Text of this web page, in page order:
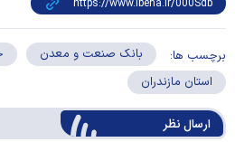
برچسب ها: بانک صنعت و معدن
استان مازندران
ارسال‌ نظر